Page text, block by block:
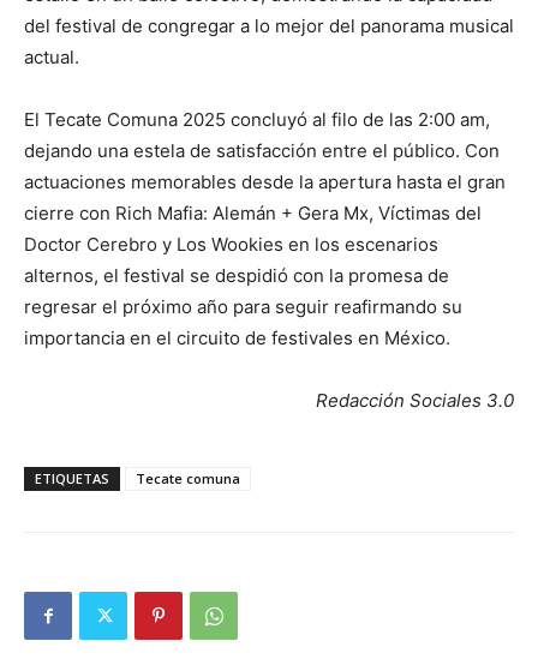
del festival de congregar a lo mejor del panorama musical
actual.
El Tecate Comuna 2025 concluyó al filo de las 2:00 am,
dejando una estela de satisfacción entre el público. Con
actuaciones memorables desde la apertura hasta el gran
cierre con Rich Mafia: Alemán + Gera Mx, Víctimas del
Doctor Cerebro y Los Wookies en los escenarios
alternos, el festival se despidió con la promesa de
regresar el próximo año para seguir reafirmando su
importancia en el circuito de festivales en México.
Redacción Sociales 3.0
ETIQUETAS Tecate comuna